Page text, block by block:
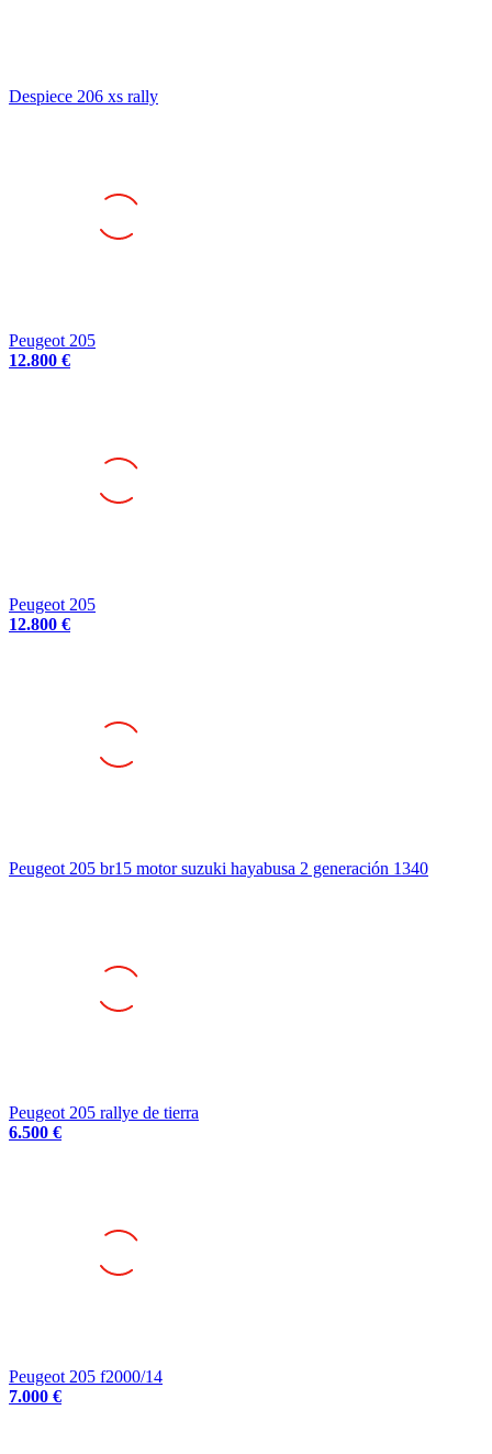
Despiece 206 xs rally
Peugeot 205
12.800 €
Peugeot 205
12.800 €
Peugeot 205 br15 motor suzuki hayabusa 2 generación 1340
Peugeot 205 rallye de tierra
6.500 €
Peugeot 205 f2000/14
7.000 €